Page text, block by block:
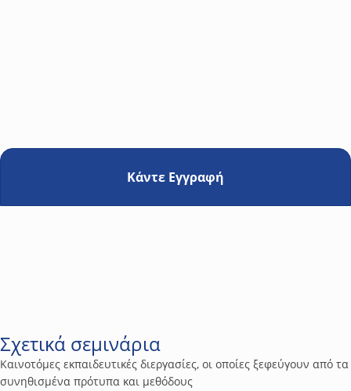
Κάντε Εγγραφή
Σχετικά σεμινάρια
Καινοτόμες εκπαιδευτικές διεργασίες, οι οποίες ξεφεύγουν από τα
συνηθισμένα πρότυπα και μεθόδους